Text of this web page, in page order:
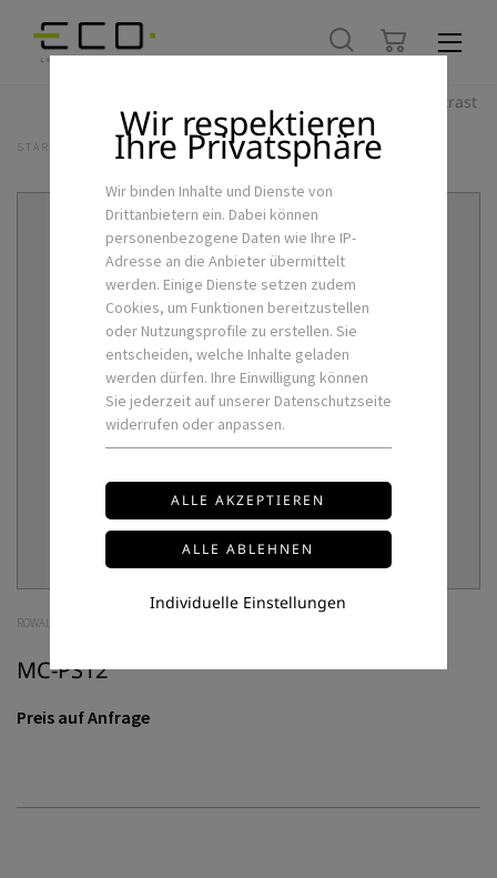
Hoher Kontrast
STARTSEITE LED-FLEXSTRIPS & ZUBEHÖR MC-PS12
ROWALUX
MC-PS12
Preis auf Anfrage
Wir respektieren
Ihre Privatsphäre
Wir binden Inhalte und Dienste von
Drittanbietern ein. Dabei können
personenbezogene Daten wie Ihre IP-
Adresse an die Anbieter übermittelt
werden. Einige Dienste setzen zudem
Cookies, um Funktionen bereitzustellen
oder Nutzungsprofile zu erstellen. Sie
entscheiden, welche Inhalte geladen
werden dürfen. Ihre Einwilligung können
Sie jederzeit auf unserer Datenschutzseite
widerrufen oder anpassen.
Individuelle Einstellungen